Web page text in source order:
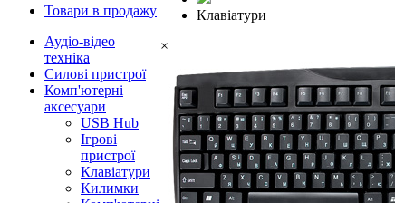
Товари в продажу
Аудіо-відео
техніка
Силові пристрої
Комп'ютерні
аксесуари
USB Hub
Ігрові
пристрої
Клавіатури
Килимки
Клавіатури
×